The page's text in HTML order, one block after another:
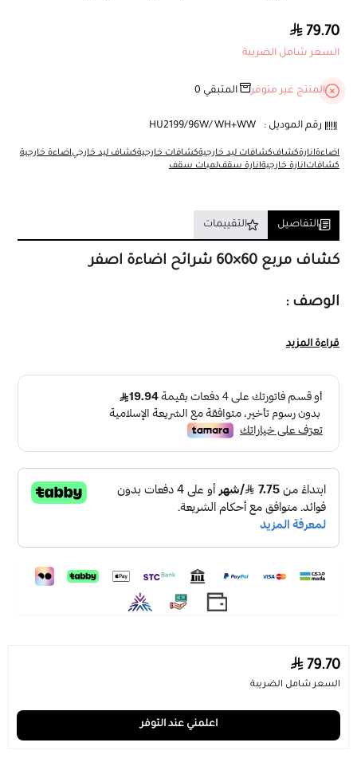
79.70
السعر شامل الضريبة
المنتج غير متوفر المتبقي 0
رقم الموديل : HU2199/96W/WH+WW
اضاءةانارةكشافكشافات ليد خارجيةكشافات خارجيةكشاف ليد خارجياضاءة خارجية
كشافاتانارة خارجيةانارة سقفلمبات سقف
التفاصيل التقييمات
كشاف مربع 60×60 شرائح اضاءة اصفر
الوصف :
إضاءة الواح السقف تنشر إضاءة ناعمة تعطي جو مريح في بيئة
المميزات :
تصميم فريد من نوعه تضفي جمالًا على مساحة المعيشة
مصنوع من الألمنيوم، عالي الجودة
استهلاك منخفض للكهرباء
إضاءة ناعمة خالية من الوميض
المواصفات
القدرة : 96
نوع الانارة : LED
تفاصيل المنتج :
قراءة المزيد
79.70
السعر شامل الضريبة
اعلمني عند التوفر